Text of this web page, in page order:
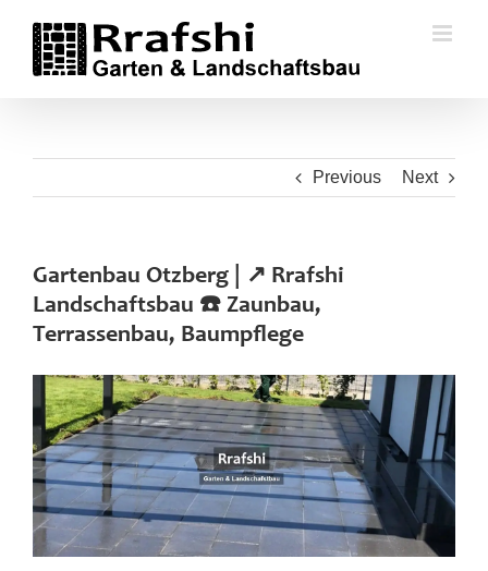
content
Previous Next
Gartenbau Otzberg | ↗️ Rrafshi
Landschaftsbau ☎️ Zaunbau,
Terrassenbau, Baumpflege